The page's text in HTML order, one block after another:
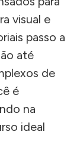
visual e
passo a
até
de
é
na
ideal